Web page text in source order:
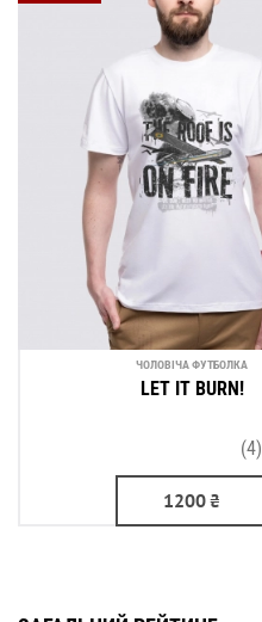
ЧОЛОВІЧА ФУТБОЛКА
LET IT BURN!
(4)
1200₴